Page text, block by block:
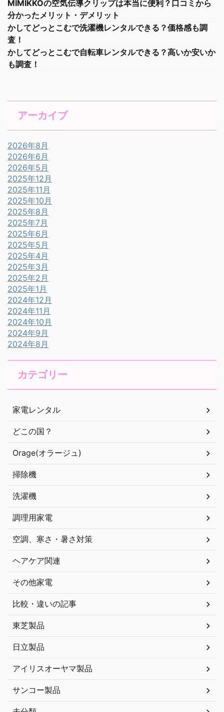
MIMIKKOの空気伝導クリップは本当に便利？口コミから
分かったメリット・デメリット
かしてどっとこむで洗濯機レンタルできる？価格感も調
査！
かしてどっとこむで自転車レンタルできる？高いか安いか
も調査！
アーカイブ
2026年8月
2026年6月
2026年5月
2025年12月
2025年11月
2025年10月
2025年8月
2025年7月
2025年6月
2025年5月
2025年4月
2025年3月
2025年2月
2025年1月
2024年12月
2024年11月
2024年10月
2024年9月
2024年8月
カテゴリー
家電レンタル
どこの国？
Orage(オラージュ)
掃除機
洗濯機
調理用家電
空調、寒さ・暑さ対策
ヘアケア関連
その他家電
比較・違いの記事
東芝製品
日立製品
アイリスオーヤマ製品
サンコー製品